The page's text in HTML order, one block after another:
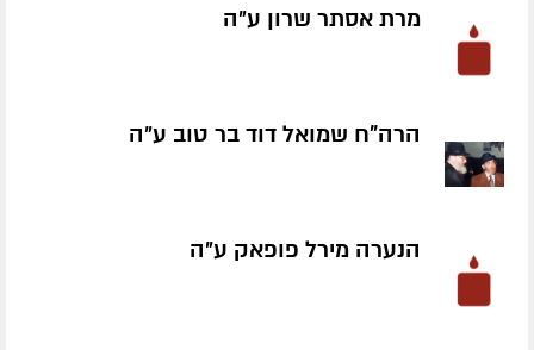
מרת אסתר שרון ע״ה
הרה"ח שמואל דוד בר טוב ע״ה
הנערה מירל פופאק ע״ה